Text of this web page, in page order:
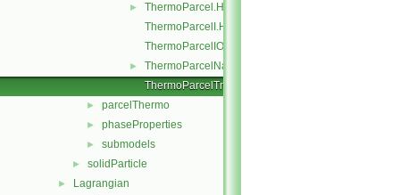
►
ThermoParcel.H
ThermoParcelI.H
ThermoParcelIO.C
►
ThermoParcelName.C
ThermoParcelTrackingDataI.H
► parcelThermo
► phaseProperties
► submodels
► solidParticle
► Lagrangian